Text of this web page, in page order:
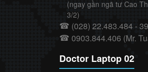
(ngay gần ngã tư Cao
3/2)
☎ (028) 22.483.484 -
☎ 0903.844.406 (Mr.
Doctor Laptop 02